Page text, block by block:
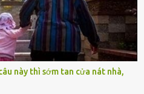
như một bản án lạnh lùng. Tôi
biết đi đâu, về đâu. Bố mẹ tôi
Họ hàng cũng thưa thớt, chẳng
cho tôi tá túc. Bạn bè? Ai cũng
Tôi đã từng đặt cược cả thanh
tôi chỉ còn lại chính mình. Tôi lên
này thì sớm tan cửa nát nhà,